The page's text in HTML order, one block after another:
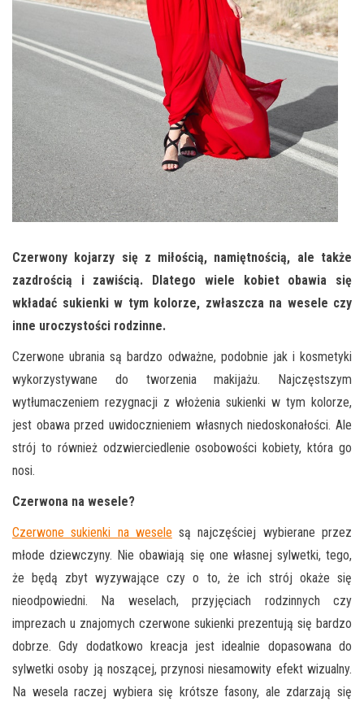
Czerwony kojarzy się z miłością, namiętnością, ale także
zazdrością i zawiścią. Dlatego wiele kobiet obawia się
wkładać sukienki w tym kolorze, zwłaszcza na wesele czy
inne uroczystości rodzinne.
Czerwone ubrania są bardzo odważne, podobnie jak i kosmetyki
wykorzystywane do tworzenia makijażu. Najczęstszym
wytłumaczeniem rezygnacji z włożenia sukienki w tym kolorze,
jest obawa przed uwidocznieniem własnych niedoskonałości. Ale
strój to również odzwierciedlenie osobowości kobiety, która go
nosi.
Czerwona na wesele?
Czerwone sukienki na wesele są najczęściej wybierane przez
młode dziewczyny. Nie obawiają się one własnej sylwetki, tego,
że będą zbyt wyzywające czy o to, że ich strój okaże się
nieodpowiedni. Na weselach, przyjęciach rodzinnych czy
imprezach u znajomych czerwone sukienki prezentują się bardzo
dobrze. Gdy dodatkowo kreacja jest idealnie dopasowana do
sylwetki osoby ją noszącej, przynosi niesamowity efekt wizualny.
Na wesela raczej wybiera się krótsze fasony, ale zdarzają się